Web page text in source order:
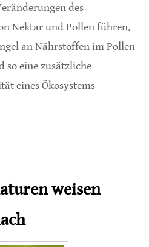
des
Nektar und Pollen führen.
an Nährstoffen im Pollen
so eine zusätzliche
eines Ökosystems
weisen